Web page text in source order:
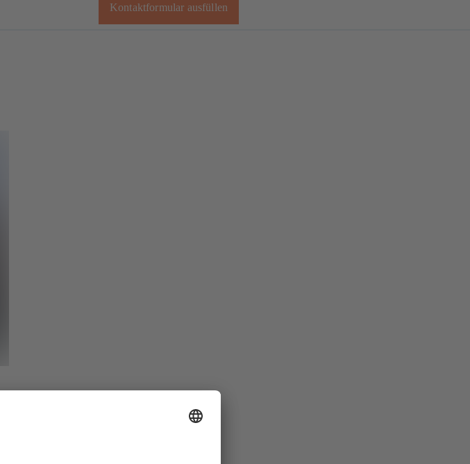
Kontaktformular ausfüllen